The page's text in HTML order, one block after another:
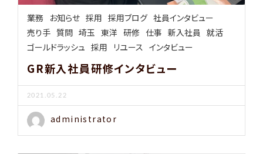
業務 お知らせ 採用 採用ブログ 社員インタビュー
売り手 質問 埼玉 東洋 研修 仕事 新入社員 就活
ゴールドラッシュ 採用 リユース インタビュー
GR新入社員研修インタビュー
2021.05.22
administrator